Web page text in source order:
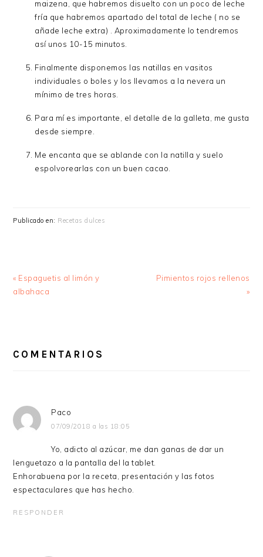
maizena, que habremos disuelto con un poco de leche
fría que habremos apartado del total de leche ( no se
añade leche extra) . Aproximadamente lo tendremos
así unos 10-15 minutos.
Finalmente disponemos las natillas en vasitos
individuales o boles y los llevamos a la nevera un
mínimo de tres horas.
Para mí es importante, el detalle de la galleta, me gusta
desde siempre.
Me encanta que se ablande con la natilla y suelo
espolvorearlas con un buen cacao.
Publicado en: Recetas dulces
Entrada
anterior:
« Espaguetis al limón y
albahaca
Siguiente
Pimientos rojos rellenos
»
CON
COMENTARIOS
Paco
07/09/2018 a las 18:05
Yo, adicto al azúcar, me dan ganas de dar un
lenguetazo a la pantalla del la tablet.
Enhorabuena por la receta, presentación y las fotos
espectaculares que has hecho.
RESPONDER